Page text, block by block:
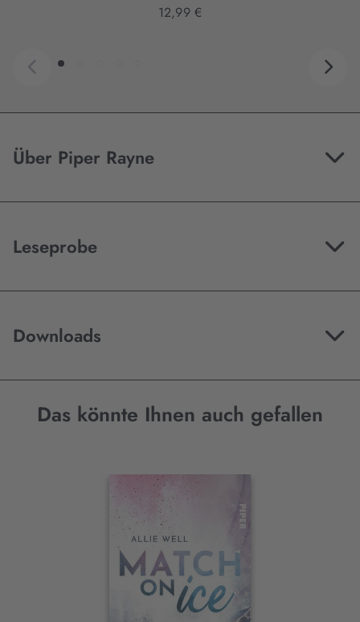
12,99 €
Über Piper Rayne
Leseprobe
Downloads
Das könnte Ihnen auch gefallen
Interaktives